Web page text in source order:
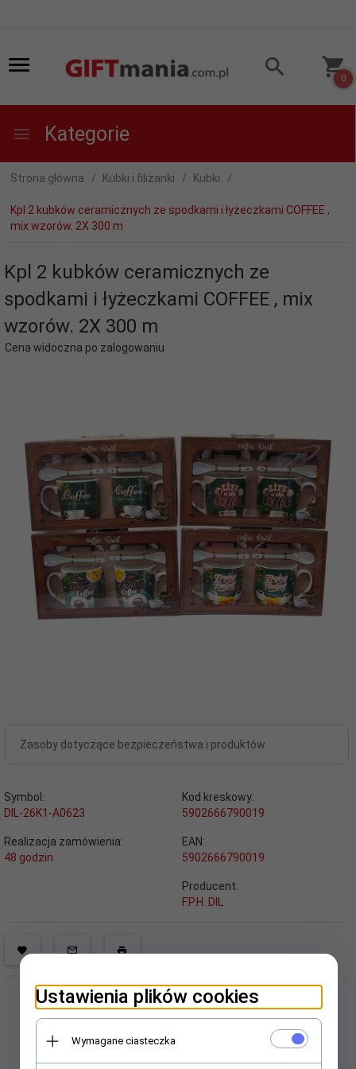
0
Kategorie
Strona główna Kubki i filiżanki Kubki
Kpl 2 kubków ceramicznych ze spodkami i łyżeczkami COFFEE ,
mix wzorów. 2X 300 m
Kpl 2 kubków ceramicznych ze
spodkami i łyżeczkami COFFEE , mix
wzorów. 2X 300 m
Cena widoczna po zalogowaniu
Zasoby dotyczące bezpieczeństwa i produktów
Symbol:
DIL-26K1-A0623
Kod kreskowy:
5902666790019
Realizacja zamówienia:
48 godzin
EAN:
5902666790019
Producent:
F.P.H. DIL
Ustawienia plików cookies
Wymagane ciasteczka